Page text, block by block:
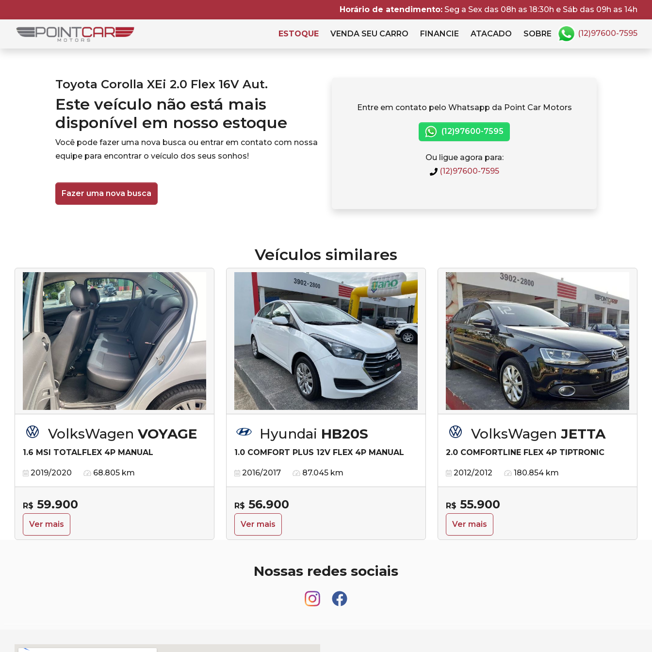
Horário de atendimento: Seg a Sex das 08h as 18:30h e Sáb das 09h as 14h
ESTOQUE VENDA SEU CARRO FINANCIE ATACADO SOBRE (12)97600-7595
Toyota Corolla XEi 2.0 Flex 16V Aut.
Este veículo não está mais
disponível em nosso estoque
Você pode fazer uma nova busca ou entrar em contato com nossa
equipe para encontrar o veículo dos seus sonhos!
Fazer uma nova busca
Entre em contato pelo Whatsapp da Point Car Motors
(12)97600-7595
Ou ligue agora para:
(12)97600-7595
Veículos similares
VolksWagen VOYAGE
1.6 MSI TOTALFLEX 4P MANUAL
2019/2020 68.805 km
R$ 59.900
Ver mais
Hyundai HB20S
1.0 COMFORT PLUS 12V FLEX 4P MANUAL
2016/2017 87.045 km
R$ 56.900
Ver mais
VolksWagen JETTA
2.0 COMFORTLINE FLEX 4P TIPTRONIC
2012/2012 180.854 km
R$ 55.900
Ver mais
Nossas redes sociais